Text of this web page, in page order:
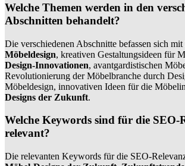
Welche Themen werden in den
Abschnitten behandelt?
Die verschiedenen Abschnitte befassen sich mit
Möbeldesign, kreativen Gestaltungsideen für
Design-Innovationen, avantgardistischen
Revolutionierung der Möbelbranche durch
Möbeldesign, innovativen Ideen für die
Designs der Zukunft.
Welche Keywords sind für die SEO-
relevant?
Die relevanten Keywords für die SEO-